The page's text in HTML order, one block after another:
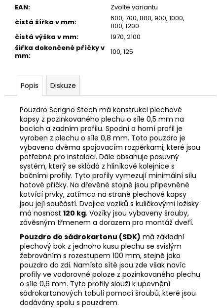
EAN:
Zvolte variantu
čistá šířka v mm: 600, 700, 800, 900, 1000,
1100, 1200
čistá výška v mm:
1970, 2100
šiřka dokončené příčky v
mm: 100, 125
Popis Diskuze
Pouzdro Scrigno Stech má konstrukci plechové
kapsy z pozinkovaného plechu o síle 0,5 mm na
bocích a zadním profilu. Spodní a horní profil je
vyroben z plechu o síle 0,8 mm. Toto pouzdro je
vybaveno dvěma spojovacím rozpěrkami, které jsou
potřebné pro instalaci. Dále obsahuje posuvný
systém, který se skládá z hliníkové kolejnice s
bočními profily. Tyto profily vymezují minimální sílu
hotové příčky. Na dřevěné stojně jsou připevněné
kotvící prvky, zatímco na straně plechové kapsy
jsou její součástí. Dvojice vozíků s kuličkovými ložisky
má nosnost 120 kg. Vozíky jsou vybaveny šrouby,
závěsným třmenem a dorazem pro montáž dveří.
Pouzdro do sádrokartonu (SDK) má základní
plechový bok z jednoho kusu plechu se svislým
žebrováním s rozestupem 100 mm, stejně jako
pouzdro do zdi. Namísto sítě jsou zde však navíc
profily ve vodorovné poloze z pozinkovaného plechu
o síle 0,6 mm. Tyto profily slouží k upevnění
sádrokartonových tabulí pomocí šroubů, které jsou
dodávány spolu s pouzdrem.